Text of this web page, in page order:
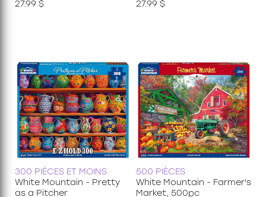
27.99 $
27.99 $
300 PIÈCES ET MOINS
White Mountain - Pretty
as a Pitcher
500 PIÈCES
White Mountain - Farmer's
Market, 500pc